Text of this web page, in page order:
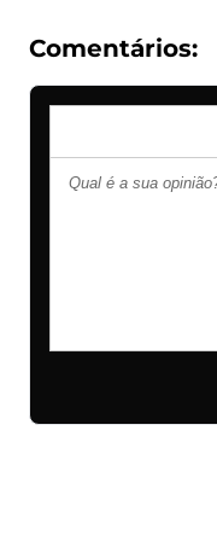
Comentários: